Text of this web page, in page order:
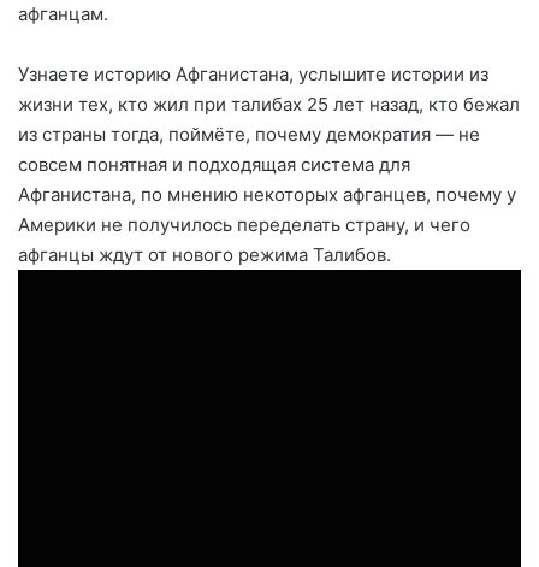
афганцам.
Узнаете историю Афганистана, услышите истории из
жизни тех, кто жил при талибах 25 лет назад, кто бежал
из страны тогда, поймёте, почему демократия — не
совсем понятная и подходящая система для
Афганистана, по мнению некоторых афганцев, почему у
Америки не получилось переделать страну, и чего
афганцы ждут от нового режима Талибов.